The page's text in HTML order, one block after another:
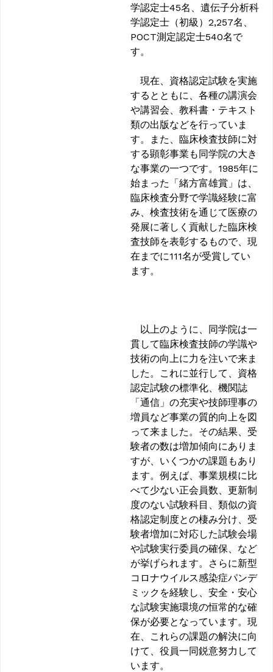
学認定士45名、遺伝子分析科
学認定士（初級）2,257名、
POCT測定認定士540名で
す。
現在、資格認定試験を実施
するとともに、各種の講演会
や講習会、教科書・テキスト
類の出版などを行っていま
す。また、臨床検査技師に対
する顕彰事業も同学院の大き
な事業の一つです。1985年に
始まった「緒方富雄賞」は、
臨床検査分野で学識経験に富
み、検査技術を通じて医療の
発展に著しく貢献した臨床検
査技師を表彰するもので、現
在までに111名が受賞してい
ます。
以上のように、同学院は一
貫して臨床検査技師の学識や
技術の向上に力を注いで来ま
した。これに並行して、資格
認定試験の標準化、機関誌
「通信」の充実や技師理事の
増員など事業の質的向上を図
って来ました。その結果、受
験者の数は増加傾向にありま
すが、いくつかの課題もあり
ます。例えば、事業規模に比
べて少ない正会員数、更新制
度のない試験科目、類似の資
格認定制度との棲み分け、受
験者増加に対応した試験会場
や試験実行委員の確保、など
が挙げられます。さらに新型
コロナウイルス感染症パンデ
ミックを経験し、安全・安心
な試験実施環境の恒常的な確
保が必要となっています。現
在、これらの課題の解決に向
けて、役員一同鋭意努力して
います。